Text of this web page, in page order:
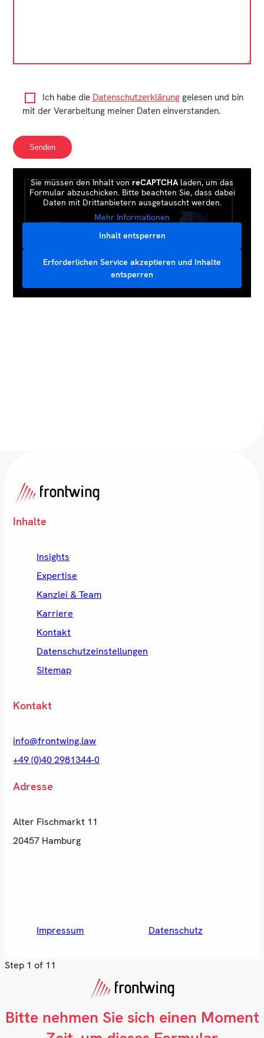
Ich habe die Datenschutzerklärunggelesen und bin
mit der Verarbeitung meiner Daten einverstanden.
Sie müssen den Inhalt vonreCAPTCHAladen, um das
Formular abzuschicken. Bitte beachten Sie, dass dabei
Daten mit Drittanbietern ausgetauscht werden.
Mehr Informationen
Inhalt entsperren
Erforderlichen Service akzeptieren und Inhalte
entsperren
Inhalte
Insights
Expertise
Kanzlei & Team
Karriere
Kontakt
Datenschutzeinstellungen
Sitemap
Kontakt
info@frontwing.law
+49 (0)40 2981344-0
Adresse
Alter Fischmarkt 11
20457 Hamburg
Impressum Datenschutz
Step 1 of 11
Bitte nehmen Sie sich einen Moment